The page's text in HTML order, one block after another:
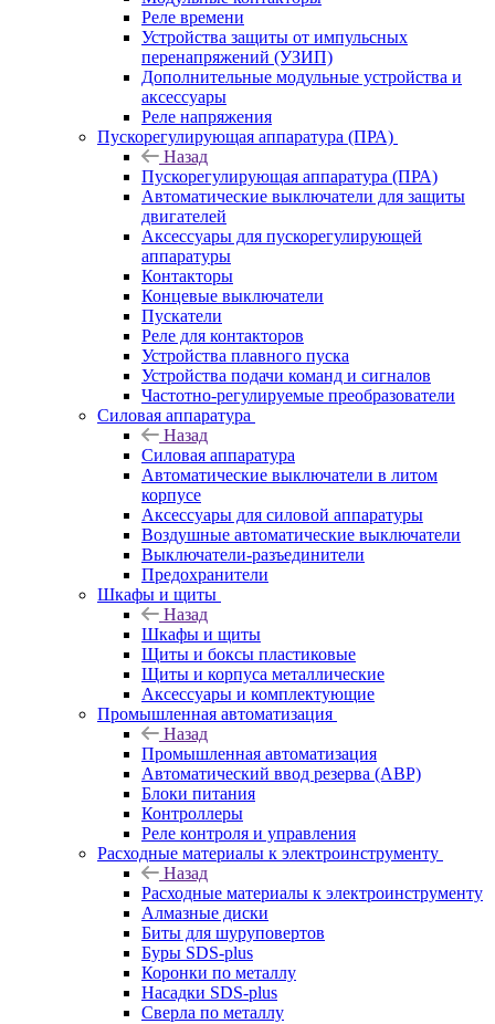
Реле времени
Устройства защиты от импульсных
перенапряжений (УЗИП)
Дополнительные модульные устройства и
аксессуары
Реле напряжения
Пускорегулирующая аппаратура (ПРА)
Назад
Пускорегулирующая аппаратура (ПРА)
Автоматические выключатели для защиты
двигателей
Аксессуары для пускорегулирующей
аппаратуры
Контакторы
Концевые выключатели
Пускатели
Реле для контакторов
Устройства плавного пуска
Устройства подачи команд и сигналов
Частотно-регулируемые преобразователи
Силовая аппаратура
Назад
Силовая аппаратура
Автоматические выключатели в литом
корпусе
Аксессуары для силовой аппаратуры
Воздушные автоматические выключатели
Выключатели-разъединители
Предохранители
Шкафы и щиты
Назад
Шкафы и щиты
Щиты и боксы пластиковые
Щиты и корпуса металлические
Аксессуары и комплектующие
Промышленная автоматизация
Назад
Промышленная автоматизация
Автоматический ввод резерва (АВР)
Блоки питания
Контроллеры
Реле контроля и управления
Расходные материалы к электроинструменту
Назад
Расходные материалы к электроинструменту
Алмазные диски
Биты для шуруповертов
Буры SDS-plus
Коронки по металлу
Насадки SDS-plus
Сверла по металлу